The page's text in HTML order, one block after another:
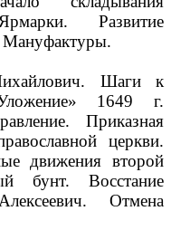
Развитие
Мануфактуры.
Шаги к
1649 г.
Приказная
церкви.
движения второй
бунт. Восстание
Отмена